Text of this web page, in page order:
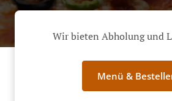
Wir bieten Abholung und
Menü &